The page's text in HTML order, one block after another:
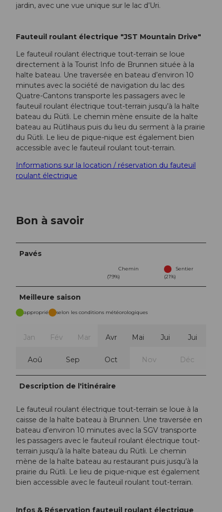
jardin, avec une vue unique sur le lac d’Uri.
Fauteuil roulant électrique "JST Mountain Drive"
Le fauteuil roulant électrique tout-terrain se loue
directement à la Tourist Info de Brunnen située à la
halte bateau. Une traversée en bateau d’environ 10
minutes avec la société de navigation du lac des
Quatre-Cantons transporte les passagers avec le
fauteuil roulant électrique tout-terrain jusqu’à la halte
bateau du Rütli. Le chemin mène ensuite de la halte
bateau au Rütlihaus puis du lieu du serment à la prairie
du Rütli. Le lieu de pique-nique est également bien
accessible avec le fauteuil roulant tout-terrain.
Informations sur la location / réservation du fauteuil
roulant électrique
Bon à savoir
Pavés
Chemin
(79%)
Sentier
(21%)
Meilleure saison
approprié selon les conditions météorologiques
Jan Fév Mar Avr Mai Jui Jui
Aoû Sep Oct Nov Déc
Description de l'itinéraire
Le fauteuil roulant électrique tout-terrain se loue à la
caisse de la halte bateau à Brunnen. Une traversée en
bateau d’environ 10 minutes avec la SGV transporte
les passagers avec le fauteuil roulant électrique tout-
terrain jusqu’à la halte bateau du Rütli. Le chemin
mène de la halte bateau au restaurant puis jusqu’à la
prairie du Rütli. Le lieu de pique-nique est également
bien accessible avec le fauteuil roulant tout-terrain.
Infos & Réservation fauteuil roulant électrique